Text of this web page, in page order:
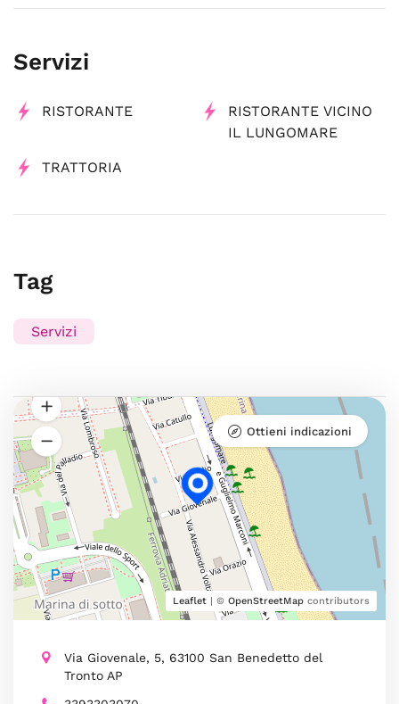
Servizi
RISTORANTE
RISTORANTE VICINO
IL LUNGOMARE
TRATTORIA
Tag
Servizi
Leaflet | © OpenStreetMap contributors
Ottieni indicazioni
Via Giovenale, 5, 63100 San Benedetto del
Tronto AP